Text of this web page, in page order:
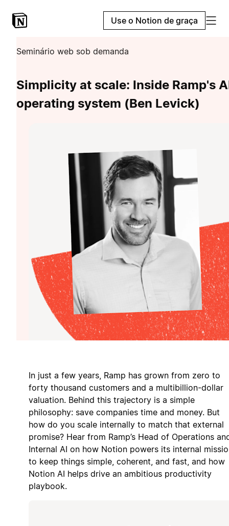
Use o Notion de graça
Seminário web sob demanda
Simplicity at scale: Inside Ramp's
operating system (Ben Levick)
In just a few years, Ramp has grown from zero to
forty thousand customers and a multibillion-dollar
valuation. Behind this trajectory is a simple
philosophy: save companies time and money. But
how do you scale internally to match that external
promise? Hear from Ramp’s Head of Operations
Internal AI on how Notion powers its internal
to keep things simple, coherent, and fast, and how
Notion AI helps drive an ambitious productivity
playbook.